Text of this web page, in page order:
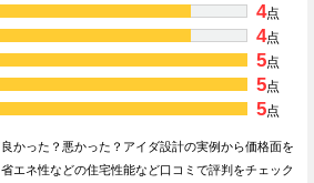
4点
4点
5点
5点
5点
かった？悪かった？アイダ設計の実例から価格面を
エネ性などの住宅性能など口コミで評判をチェック